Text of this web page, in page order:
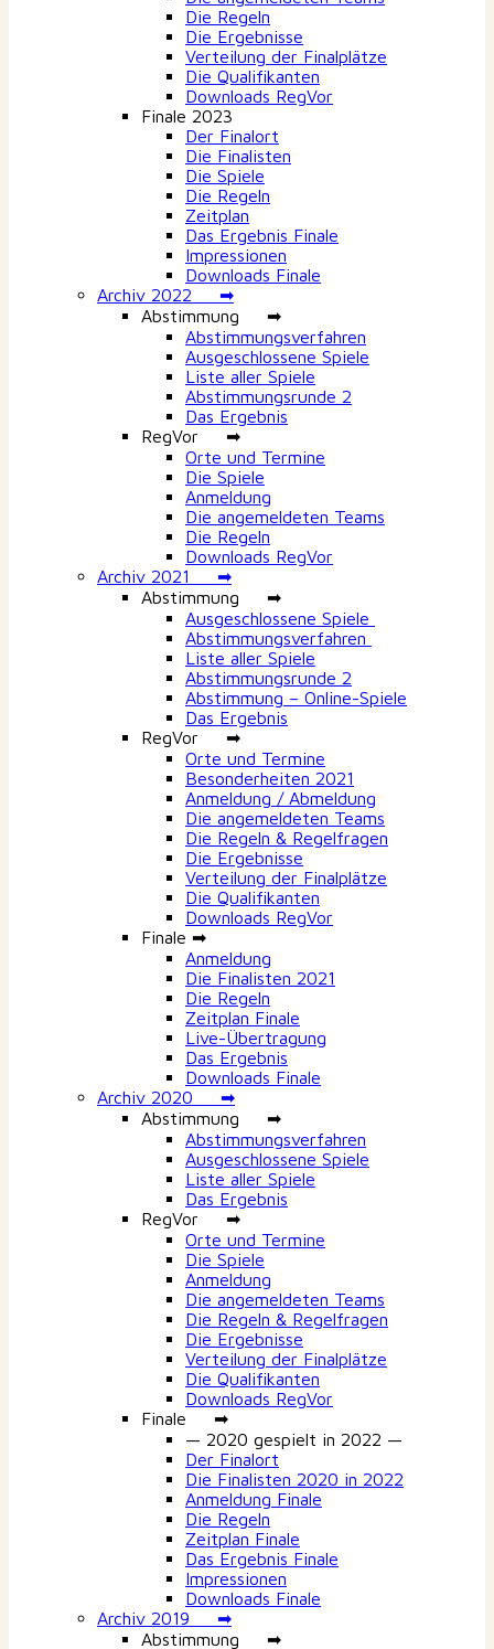
Die Regeln
Die Ergebnisse
Verteilung der Finalplätze
Die Qualifikanten
Downloads RegVor
Finale 2023
Der Finalort
Die Finalisten
Die Spiele
Die Regeln
Zeitplan
Das Ergebnis Finale
Impressionen
Downloads Finale
Archiv 2022 ➡
Abstimmung ➡
Abstimmungsverfahren
Ausgeschlossene Spiele
Liste aller Spiele
Abstimmungsrunde 2
Das Ergebnis
RegVor ➡
Orte und Termine
Die Spiele
Anmeldung
Die angemeldeten Teams
Die Regeln
Downloads RegVor
Archiv 2021 ➡
Abstimmung ➡
Ausgeschlossene Spiele
Abstimmungsverfahren
Liste aller Spiele
Abstimmungsrunde 2
Abstimmung – Online-Spiele
Das Ergebnis
RegVor ➡
Orte und Termine
Besonderheiten 2021
Anmeldung / Abmeldung
Die angemeldeten Teams
Die Regeln & Regelfragen
Die Ergebnisse
Verteilung der Finalplätze
Die Qualifikanten
Downloads RegVor
Finale ➡
Anmeldung
Die Finalisten 2021
Die Regeln
Zeitplan Finale
Live-Übertragung
Das Ergebnis
Downloads Finale
Archiv 2020 ➡
Abstimmung ➡
Abstimmungsverfahren
Ausgeschlossene Spiele
Liste aller Spiele
Das Ergebnis
RegVor ➡
Orte und Termine
Die Spiele
Anmeldung
Die angemeldeten Teams
Die Regeln & Regelfragen
Die Ergebnisse
Verteilung der Finalplätze
Die Qualifikanten
Downloads RegVor
Finale ➡
— 2020 gespielt in 2022 —
Der Finalort
Die Finalisten 2020 in 2022
Anmeldung Finale
Die Regeln
Zeitplan Finale
Das Ergebnis Finale
Impressionen
Downloads Finale
Archiv 2019 ➡
Abstimmung ➡